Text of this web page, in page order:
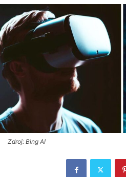
Zdroj: Bing AI